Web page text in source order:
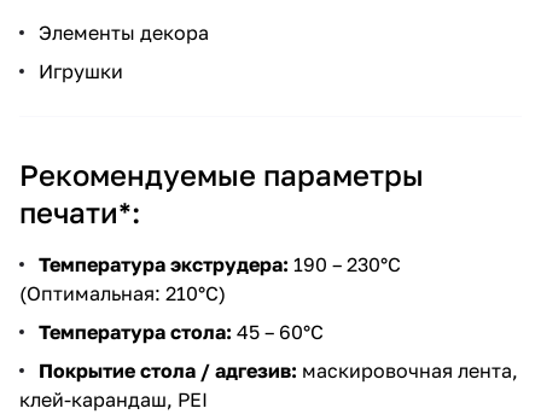
Элементы декора
Игрушки
Рекомендуемые параметры
печати*:
Температура экструдера: 190 – 230°C
(Оптимальная: 210°C)
Температура стола: 45 – 60°C
Покрытие стола / адгезив: маскировочная лента,
клей-карандаш, PEI